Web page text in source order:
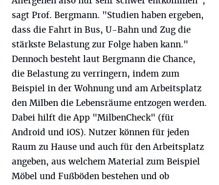
sagt Prof. Bergmann. "Studien haben ergeben,
dass die Fahrt in Bus, U-Bahn und Zug die
stärkste Belastung zur Folge haben kann."
Dennoch besteht laut Bergmann die Chance,
die Belastung zu verringern, indem zum
Beispiel in der Wohnung und am Arbeitsplatz
den Milben die Lebensräume entzogen werden.
Dabei hilft die App "MilbenCheck" (für
Android und iOS). Nutzer können für jeden
Raum zu Hause und auch für den Arbeitsplatz
angeben, aus welchem Material zum Beispiel
Möbel und Fußböden bestehen und ob